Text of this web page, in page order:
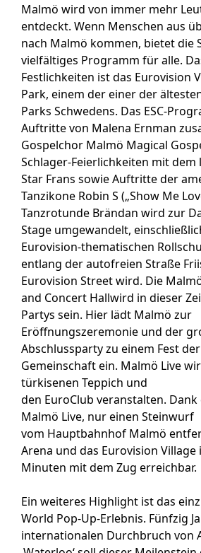
Malmö wird von immer mehr
entdeckt. Wenn Menschen aus
nach Malmö kommen, bietet die
vielfältiges Programm für alle.
Festlichkeiten ist das Eurovision
Park, einem der einer der
Parks Schwedens. Das ESC-
Auftritte von Malena Ernman
Gospelchor Malmö Magical
Schlager-Feierlichkeiten mit dem
Star Frans sowie Auftritte der
Tanzikone Robin S („Show Me
Tanzrotunde Brändan wird zur
Stage umgewandelt,
Eurovision-thematischen
entlang der autofreien Straße
Eurovision Street wird. Die
and Concert Hallwird in dieser
Partys sein. Hier lädt Malmö zur
Eröffnungszeremonie und der
Abschlussparty zu einem Fest
Gemeinschaft ein. Malmö Live
türkisenen Teppich und
den EuroClub veranstalten. Dank
Malmö Live, nur einen Steinwurf
vom Hauptbahnhof Malmö
Arena und das Eurovision Village
Minuten mit dem Zug erreichbar.
Ein weiteres Highlight ist das
World Pop-Up-Erlebnis. Fünfzig
internationalen Durchbruch von